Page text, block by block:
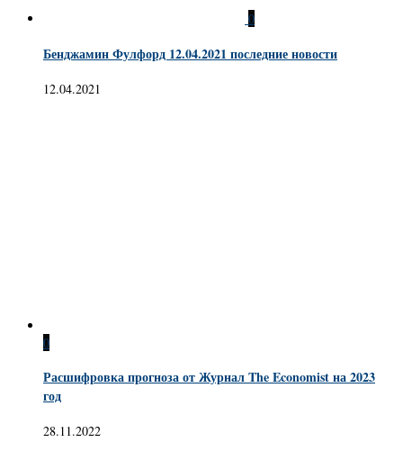
0
Бенджамин Фулфорд 12.04.2021 последние новости
12.04.2021
0
Расшифровка прогноза от Журнал The Economist на 2023
год
28.11.2022